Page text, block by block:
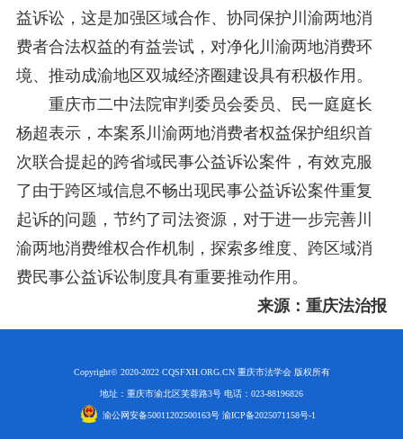
益诉讼，这是加强区域合作、协同保护川渝两地消
费者合法权益的有益尝试，对净化川渝两地消费环
境、推动成渝地区双城经济圈建设具有积极作用。
重庆市二中法院审判委员会委员、民一庭庭长
杨超表示，本案系川渝两地消费者权益保护组织首
次联合提起的跨省域民事公益诉讼案件，有效克服
了由于跨区域信息不畅出现民事公益诉讼案件重复
起诉的问题，节约了司法资源，对于进一步完善川
渝两地消费维权合作机制，探索多维度、跨区域消
费民事公益诉讼制度具有重要推动作用。
来源：重庆法治报
Copyright© 2020-2022 CQSFXH.ORG.CN 重庆市法学会 版权所有
地址：重庆市渝北区芙蓉路3号 电话：023-88196826
渝公网安备50011202500163号 渝ICP备2025071158号-1